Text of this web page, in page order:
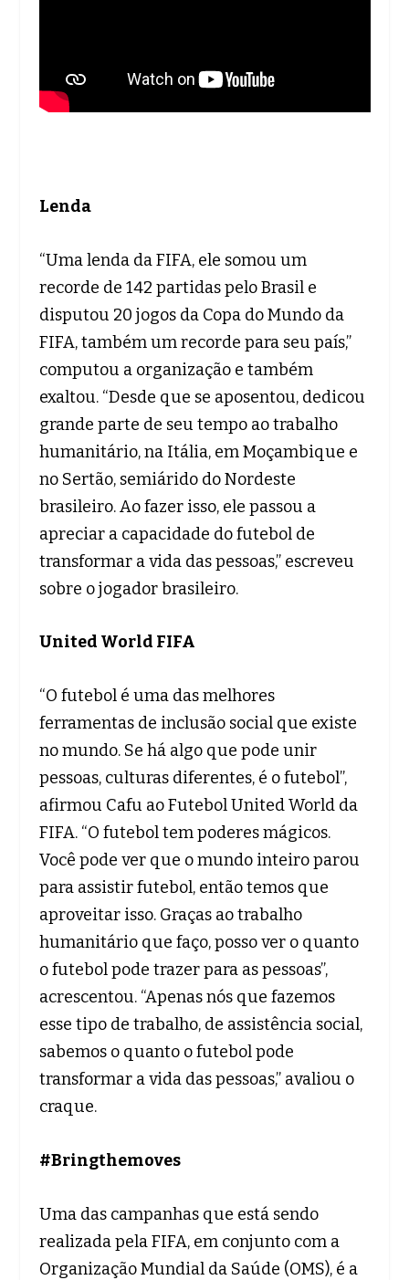
Lenda
“Uma lenda da FIFA, ele somou um
recorde de 142 partidas pelo Brasil e
disputou 20 jogos da Copa do Mundo da
FIFA, também um recorde para seu país,”
computou a organização e também
exaltou. “Desde que se aposentou, dedicou
grande parte de seu tempo ao trabalho
humanitário, na Itália, em Moçambique e
no Sertão, semiárido do Nordeste
brasileiro. Ao fazer isso, ele passou a
apreciar a capacidade do futebol de
transformar a vida das pessoas,” escreveu
sobre o jogador brasileiro.
United World FIFA
“O futebol é uma das melhores
ferramentas de inclusão social que existe
no mundo. Se há algo que pode unir
pessoas, culturas diferentes, é o futebol”,
afirmou Cafu ao Futebol United World da
FIFA. “O futebol tem poderes mágicos.
Você pode ver que o mundo inteiro parou
para assistir futebol, então temos que
aproveitar isso. Graças ao trabalho
humanitário que faço, posso ver o quanto
o futebol pode trazer para as pessoas”,
acrescentou. “Apenas nós que fazemos
esse tipo de trabalho, de assistência social,
sabemos o quanto o futebol pode
transformar a vida das pessoas,” avaliou o
craque.
#Bringthemoves
Uma das campanhas que está sendo
realizada pela FIFA, em conjunto com a
Organização Mundial da Saúde (OMS), é a